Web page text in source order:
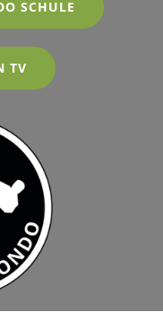
SCHULE
TV